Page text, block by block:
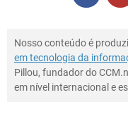
Nosso conteúdo é
em tecnologia da
Pillou, fundador do
em nível internacional e